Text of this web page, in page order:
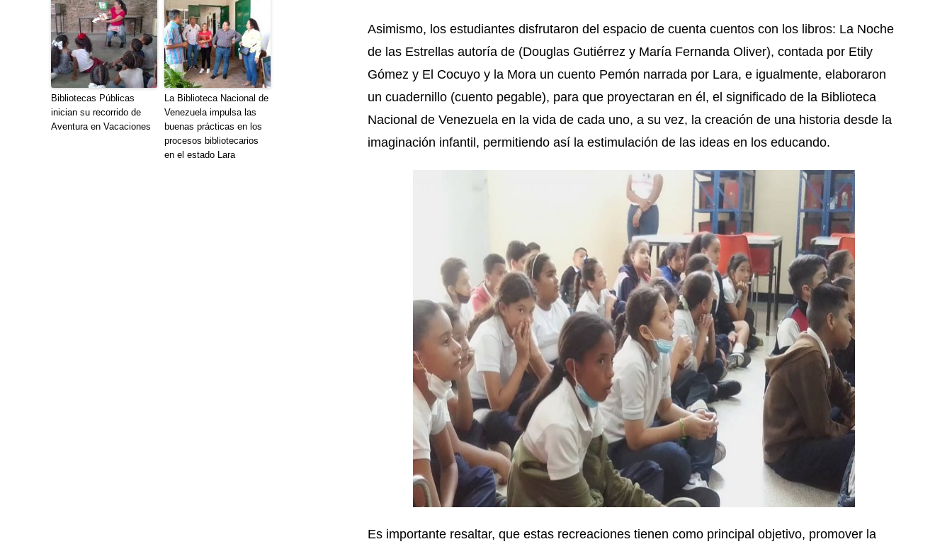
Bibliotecas Públicas
inician su recorrido de
Aventura en Vacaciones
La Biblioteca Nacional de
Venezuela impulsa las
buenas prácticas en los
procesos bibliotecarios
en el estado Lara
Asimismo, los estudiantes disfrutaron del espacio de cuenta cuentos con los libros: La Noche
de las Estrellas autoría de (Douglas Gutiérrez y María Fernanda Oliver), contada por Etily
Gómez y El Cocuyo y la Mora un cuento Pemón narrada por Lara, e igualmente, elaboraron
un cuadernillo (cuento pegable), para que proyectaran en él, el significado de la Biblioteca
Nacional de Venezuela en la vida de cada uno, a su vez, la creación de una historia desde la
imaginación infantil, permitiendo así la estimulación de las ideas en los educando.
Es importante resaltar, que estas recreaciones tienen como principal objetivo, promover la